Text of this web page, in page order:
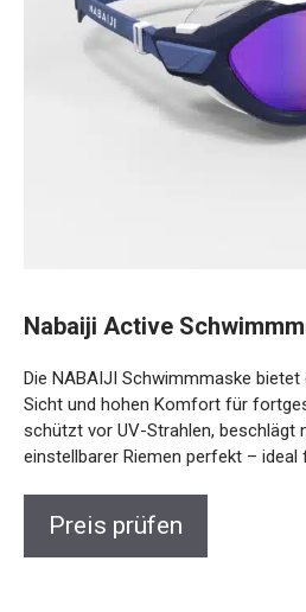
Blau/Rot
Die NABAIJI Schwimmmaske bietet
klare Sicht und hohen Komfort für
Schwimmer. Sie schützt vor UV-
und sitzt dank einstellbarer Riemen
intensives Training.
Preis prüfen